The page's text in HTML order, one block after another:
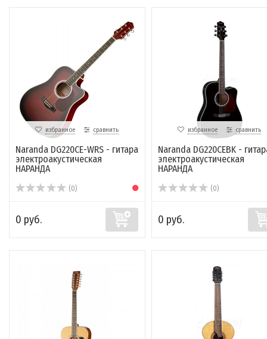
избранное сравнить
Naranda DG220CE-WRS - гитара
электроакустическая
НАРАНДА
(0)
0 руб.
избранное сравнить
Naranda DG220CEBK -
электроакустическая
НАРАНДА
(0)
0 руб.